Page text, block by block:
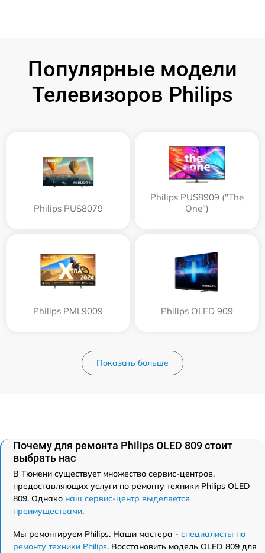
Популярные модели
Телевизоров Philips
Philips PUS8079
Philips PUS8909 ("The
One")
Philips PML9009 Philips OLED 909
Показать больше
Почему для ремонта Philips OLED 809 стоит
выбрать нас
В Тюмени существует множество сервис-центров,
предоставляющих услуги по ремонту техники Philips OLED
809. Однако наш сервис-центр выделяется
преимуществами.
Мы ремонтируем Philips. Наши мастера - специалисты по
ремонту техники Philips. Восстановить модель OLED 809 для